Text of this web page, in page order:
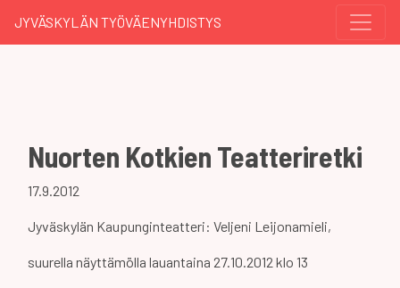
JYVÄSKYLÄN TYÖVÄENYHDISTYS
Nuorten Kotkien Teatteriretki
17.9.2012
Jyväskylän Kaupunginteatteri: Veljeni Leijonamieli,
suurella näyttämölla lauantaina 27.10.2012 klo 13